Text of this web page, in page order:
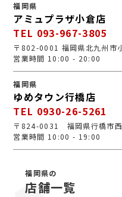
福岡県
アミュプラザ小倉店
TEL 093-967-3805
〒802-0001 福岡県北九州市
営業時間 10:00 - 20:00
福岡県
ゆめタウン行橋店
TEL 0930-26-5261
〒824-0031 福岡県行橋市
営業時間 10:00 - 19:00
福岡県の
店舗一覧